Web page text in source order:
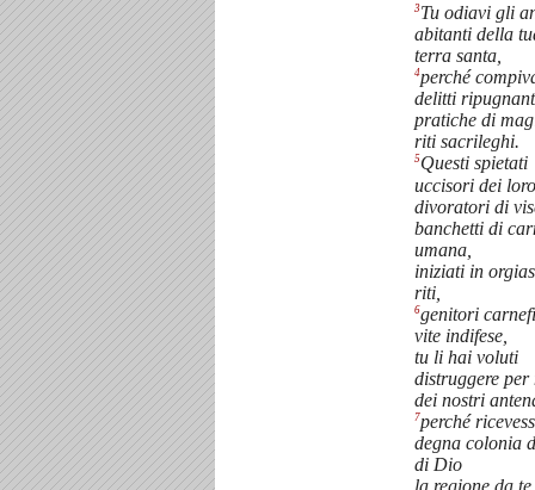
3Tu odiavi gli
abitanti della
terra santa,
4perché
delitti
pratiche di
riti sacrileghi.
5Questi spietati
uccisori dei
divoratori di
banchetti di
umana,
iniziati in
riti,
6genitori
vite indifese,
tu li hai voluti
distruggere per
dei nostri
7perché
degna colonia
di Dio